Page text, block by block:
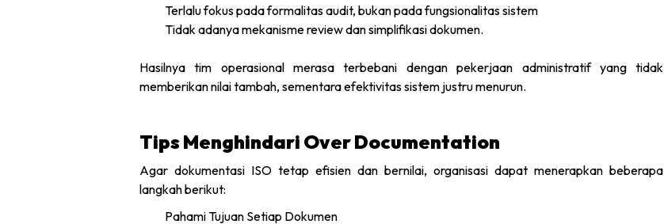
Terlalu fokus pada formalitas audit, bukan pada fungsionalitas sistem
Tidak adanya mekanisme review dan simplifikasi dokumen.
Hasilnya tim operasional merasa terbebani dengan pekerjaan administratif yang tidak
memberikan nilai tambah, sementara efektivitas sistem justru menurun.
Tips Menghindari Over Documentation
Agar dokumentasi ISO tetap efisien dan bernilai, organisasi dapat menerapkan beberapa
langkah berikut:
Pahami Tujuan Setiap Dokumen